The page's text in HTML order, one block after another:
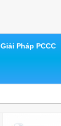
Giải Pháp PCCC